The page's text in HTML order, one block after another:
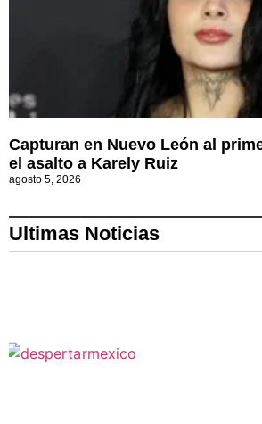
Capturan en Nuevo León al
el asalto a Karely Ruiz
agosto 5, 2026
Ultimas Noticias